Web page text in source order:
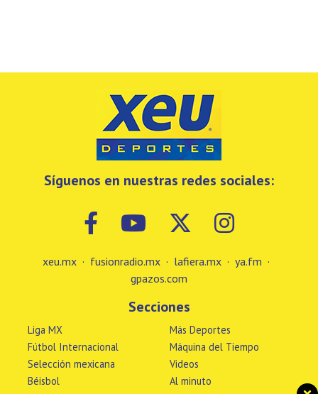
Síguenos en nuestras redes sociales:
xeu.mx · fusionradio.mx · lafiera.mx · ya.fm ·
gpazos.com
Secciones
Liga MX
Fútbol Internacional
Selección mexicana
Béisbol
Más Deportes
Máquina del Tiempo
Videos
Al minuto